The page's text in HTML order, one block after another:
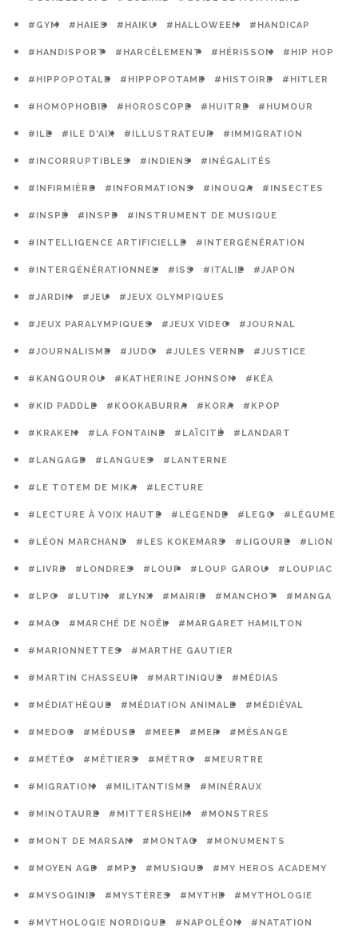
#GYM #HAIES #HAIKU #HALLOWEEN #HANDICAP
#HANDISPORT #HARCÈLEMENT #HÉRISSON #HIP HOP
#HIPPOPOTALE #HIPPOPOTAME #HISTOIRE #HITLER
#HOMOPHOBIE #HOROSCOPE #HUITRE #HUMOUR
#ILE #ILE D'AIX #ILLUSTRATEUR #IMMIGRATION
#INCORRUPTIBLES #INDIENS #INÉGALITÉS
#INFIRMIÈRE #INFORMATIONS #INOUQA #INSECTES
#INSPÉ #INSPE #INSTRUMENT DE MUSIQUE
#INTELLIGENCE ARTIFICIELLE #INTERGÉNÉRATION
#INTERGÉNÉRATIONNEL #ISS #ITALIE #JAPON
#JARDIN #JEU #JEUX OLYMPIQUES
#JEUX PARALYMPIQUES #JEUX VIDEO #JOURNAL
#JOURNALISME #JUDO #JULES VERNE #JUSTICE
#KANGOUROU #KATHERINE JOHNSON #KÉA
#KID PADDLE #KOOKABURRA #KORA #KPOP
#KRAKEN #LA FONTAINE #LAÏCITÉ #LANDART
#LANGAGE #LANGUES #LANTERNE
#LE TOTEM DE MIKA #LECTURE
#LECTURE À VOIX HAUTE #LÉGENDE #LEGO #LÉGUME
#LÉON MARCHAND #LES KOKEMARS #LIGOURE #LION
#LIVRE #LONDRES #LOUP #LOUP GAROU #LOUPIAC
#LPO #LUTIN #LYNX #MAIRIE #MANCHOT #MANGA
#MAO #MARCHÉ DE NOËL #MARGARET HAMILTON
#MARIONNETTES #MARTHE GAUTIER
#MARTIN CHASSEUR #MARTINIQUE #MÉDIAS
#MÉDIATHÈQUE #MÉDIATION ANIMALE #MÉDIÉVAL
#MEDOC #MÉDUSE #MEEF #MER #MÉSANGE
#MÉTÉO #MÉTIERS #MÉTRO #MEURTRE
#MIGRATION #MILITANTISME #MINÉRAUX
#MINOTAURE #MITTERSHEIM #MONSTRES
#MONT DE MARSAN #MONTAG #MONUMENTS
#MOYEN AGE #MP3 #MUSIQUE #MY HEROS ACADEMY
#MYSOGINIE #MYSTÈRES #MYTHE #MYTHOLOGIE
#MYTHOLOGIE NORDIQUE #NAPOLÉON #NATATION